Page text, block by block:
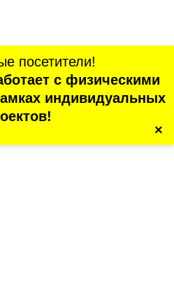
Обуховской Обороны, 70, корп.
посетители!
с физическими
индивидуальных
×